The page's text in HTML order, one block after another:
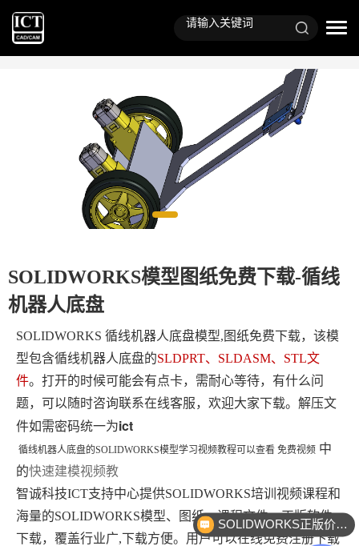
SOLIDWORKS模型图纸免费下载-循线
机器人底盘
SOLIDWORKS 循线机器人底盘模型,图纸免费下载，该模
型包含循线机器人底盘的SLDPRT、SLDASM、STL文
件。打开的时候可能会有点卡，需耐心等待，有什么问
题，可以随时咨询联系在线客服，欢迎大家下载。解压文
件如需密码统一为ict
循线机器人底盘的SOLIDWORKS模型学习视频教程可以查看 免费视频 中
的快速建模视频教
智诚科技ICT支持中心提供SOLIDWORKS培训视频课程和
海量的SOLIDWORKS模型、图纸、课程文件、正版软件
下载，覆盖行业广,下载方便。用户可以在线免费注册下载
SOLIDWORKS正版价格？